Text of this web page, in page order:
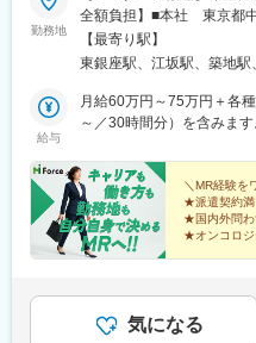
勤務地
全額負担】■本社 東京都
勤務エリア：（1）北海道
手・山形・宮城・福島（3
知・岐阜・三重・静岡（6
大阪・京都・滋賀・奈良・
州：福岡・大分・宮崎・
限定～全国転勤（規定あり
ます。希望範囲外への転勤
める事業所（リモートワー
【最寄り駅】
東銀座駅、江坂駅、築地
給与
月給60万円～75万円＋各
～／30時間分）を含みま
歳（入社4年） 920万円／
＼MR経験を
★派遣契約満
★国内外問わ
★オンコロジ
気になる